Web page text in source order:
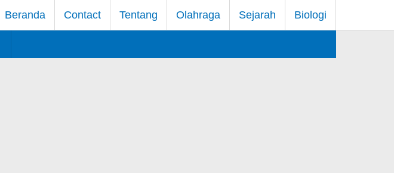
Beranda Contact Tentang Olahraga Sejarah Biologi